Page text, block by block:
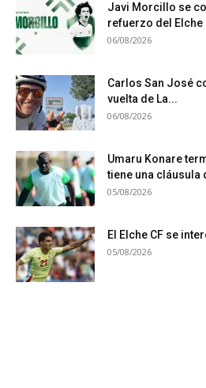
Javi Morcillo se
refuerzo del Elche
06/08/2026
Carlos San José
vuelta de La...
06/08/2026
Umaru Konare
tiene una cláusula
05/08/2026
El Elche CF se
05/08/2026